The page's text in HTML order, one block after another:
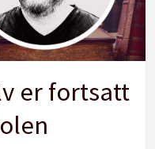
er fortsatt